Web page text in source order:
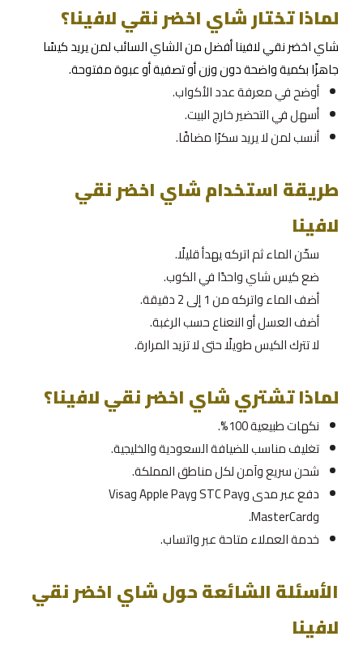
لماذا تختار شاي اخضر نقي لافينا؟
شاي اخضر نقي لافينا أفضل من الشاي السائب لمن يريد كيسًا
جاهزًا بكمية واضحة دون وزن أو تصفية أو عبوة مفتوحة.
أوضح في معرفة عدد الأكواب.
أسهل في التحضير خارج البيت.
أنسب لمن لا يريد سكرًا مضافًا.
طريقة استخدام شاي اخضر نقي
لافينا
سخّن الماء ثم اتركه يهدأ قليلًا.
ضع كيس شاي واحدًا في الكوب.
أضف الماء واتركه من 1 إلى 2 دقيقة.
أضف العسل أو النعناع حسب الرغبة.
لا تترك الكيس طويلًا حتى لا تزيد المرارة.
لماذا تشتري شاي اخضر نقي لافينا؟
نكهات طبيعية 100%.
تغليف مناسب للضيافة السعودية والخليجية.
شحن سريع وآمن لكل مناطق المملكة.
دفع عبر مدى وSTC Pay وApple Pay وVisa
وMasterCard.
خدمة العملاء متاحة عبر واتساب.
الأسئلة الشائعة حول شاي اخضر نقي
لافينا